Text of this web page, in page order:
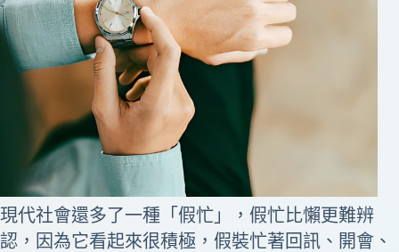
現代社會還多了一種「假忙」，假忙比懶更難辨
認，因為它看起來很積極，假裝忙著回訊、開會、